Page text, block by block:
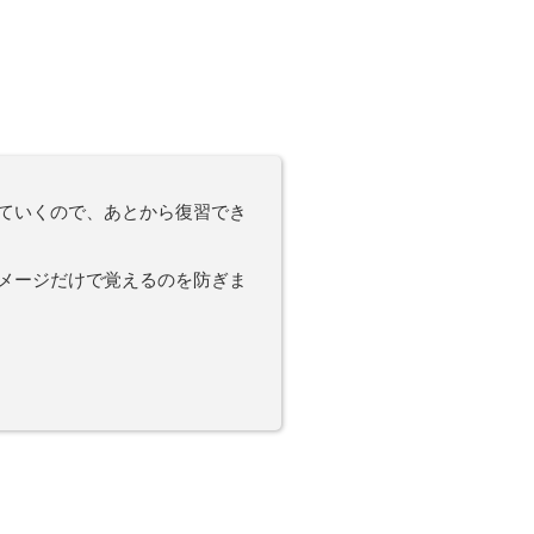
いくので、あとから復習でき
ージだけで覚えるのを防ぎま